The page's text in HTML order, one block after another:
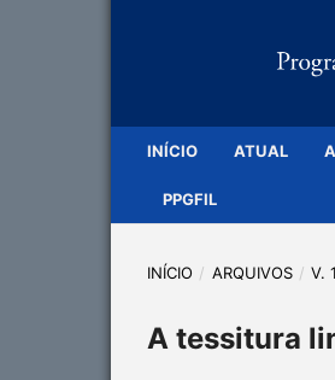
INÍCIO ATUAL
PPGFIL
INÍCIO / ARQUIVOS / V.
A tessitura